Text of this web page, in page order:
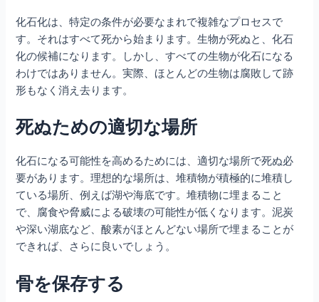
化石化は、特定の条件が必要なまれで複雑なプロセスで
す。それはすべて死から始まります。生物が死ぬと、化石
化の候補になります。しかし、すべての生物が化石になる
わけではありません。実際、ほとんどの生物は腐敗して跡
形もなく消え去ります。
死ぬための適切な場所
化石になる可能性を高めるためには、適切な場所で死ぬ必
要があります。理想的な場所は、堆積物が積極的に堆積し
ている場所、例えば湖や海底です。堆積物に埋まること
で、腐食や脅威による破壊の可能性が低くなります。泥炭
や深い湖底など、酸素がほとんどない場所で埋まることが
できれば、さらに良いでしょう。
骨を保存する